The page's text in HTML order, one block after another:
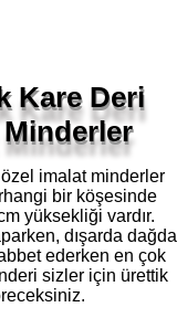
Kare Deri
imalat minderler
bir köşesinde
yüksekliği vardır.
dışarda dağda
ederken en çok
sizler için ürettik